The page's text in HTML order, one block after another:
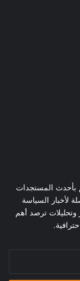
بأحدث المستجدات
لأخبار السياسة
وتحليلات ترصد أهم